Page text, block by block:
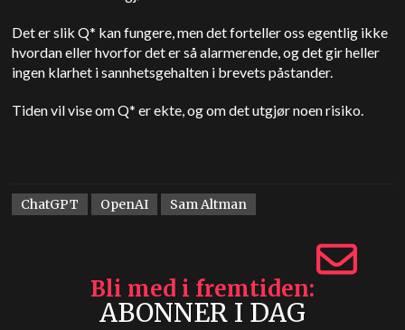
Det er slik Q* kan fungere, men det forteller oss egentlig ikke
hvordan eller hvorfor det er så alarmerende, og det gir heller
ingen klarhet i sannhetsgehalten i brevets påstander.
Tiden vil vise om Q* er ekte, og om det utgjør noen risiko.
ChatGPT OpenAI Sam Altman
Bli med i fremtiden
ABONNER I DAG